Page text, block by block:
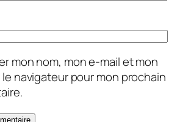
mon nom, mon e-mail et mon
navigateur pour mon prochain